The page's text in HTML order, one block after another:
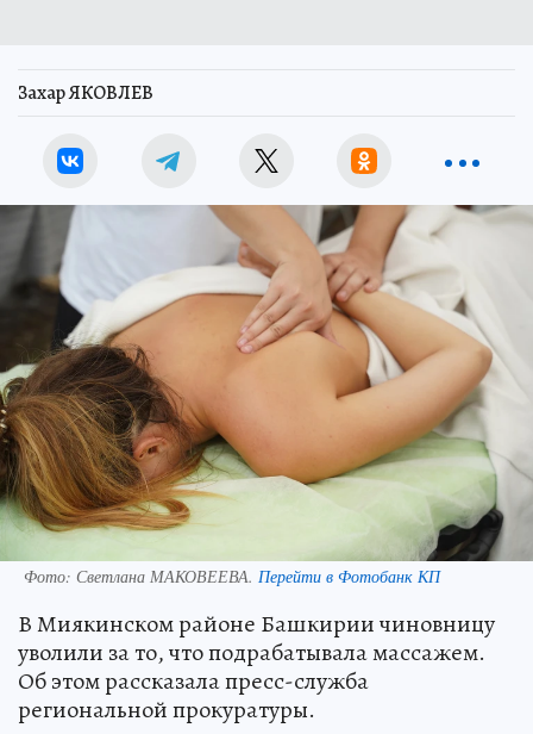
Захар ЯКОВЛЕВ
Фото: Светлана МАКОВЕЕВА. Перейти в Фотобанк КП
В Миякинском районе Башкирии чиновницу
уволили за то, что подрабатывала массажем.
Об этом рассказала пресс-служба
региональной прокуратуры.